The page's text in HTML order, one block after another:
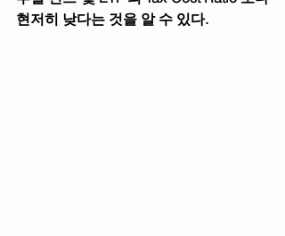
현저히 낮다는 것을 알 수 있다.